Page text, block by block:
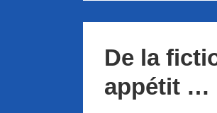
De la
appétit …